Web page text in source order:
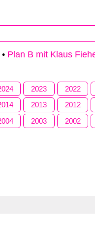
• Plan B mit Klaus
2023 2022
2013 2012
2003 2002